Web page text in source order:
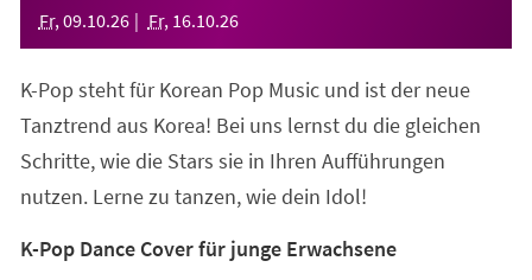
Fr, 09.10.26 Fr, 16.10.26
K-Pop steht für Korean Pop Music und ist der neue
Tanztrend aus Korea! Bei uns lernst du die gleichen
Schritte, wie die Stars sie in Ihren Aufführungen
nutzen. Lerne zu tanzen, wie dein Idol!
K-Pop Dance Cover für junge Erwachsene